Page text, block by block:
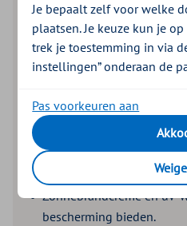
Achter glas kun je nog
door uv-straling van de
Gewoon glas houdt UVB-
UVA-straling kan
het ontstaan van
Bij langdurig zitten in de
de auto kan je huid
Zonnebrandcrème en uv-
bescherming bieden.
Je bepaalt zelf voor welke
plaatsen. Je keuze kun je
trek je toestemming in via
instellingen” onderaan de
Pas voorkeuren aan